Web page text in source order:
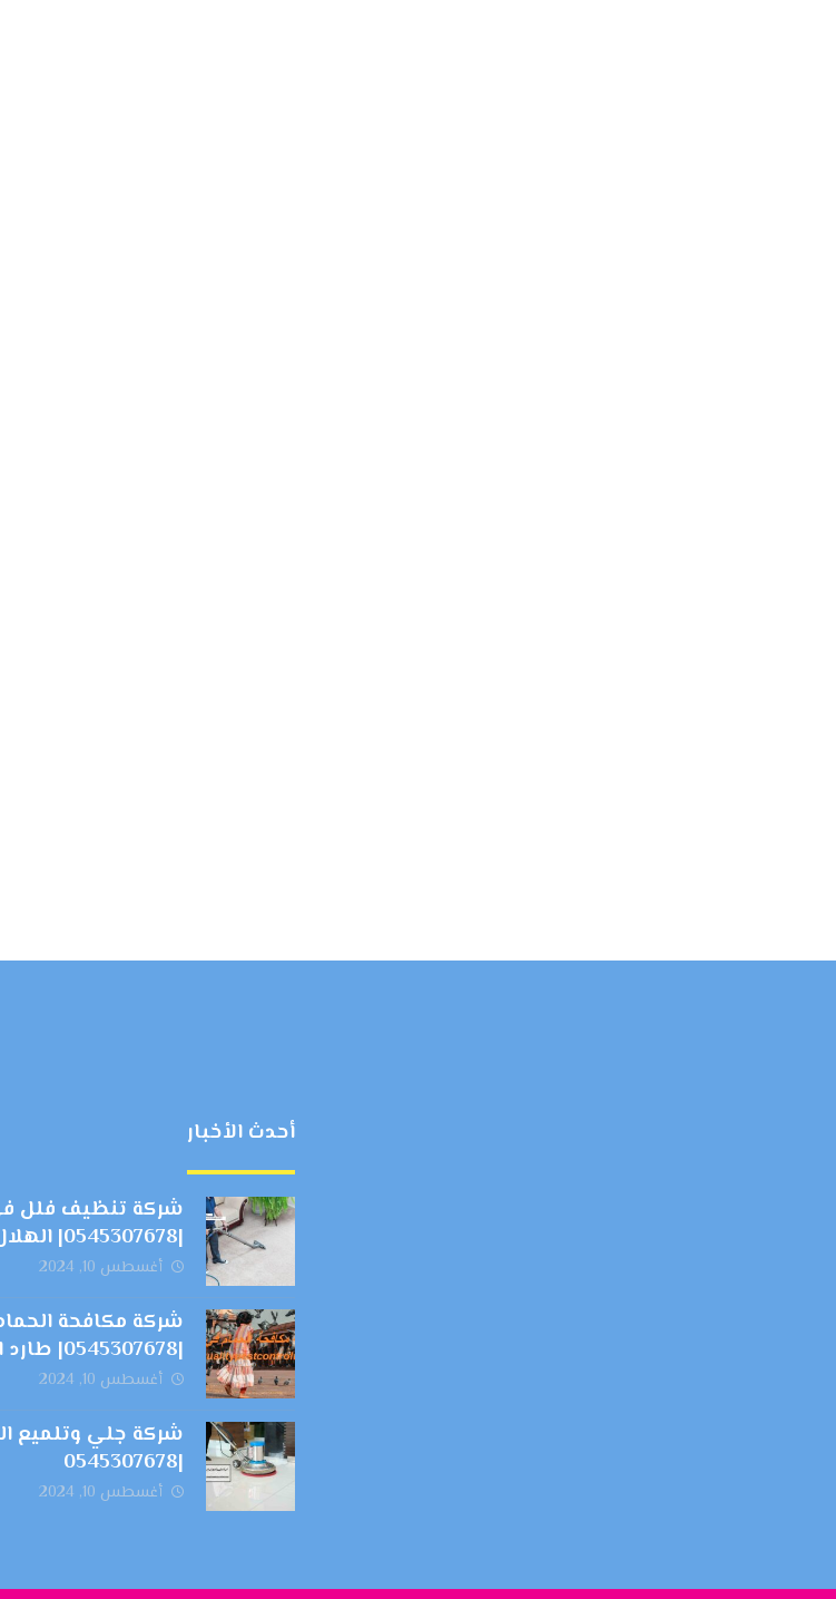
أحدث الأخبار
شركة تنظيف فلل
|0545307678| الهلال الذهبي
أغسطس 10, 2024
شركة مكافحة
|0545307678| طارد الطيور
أغسطس 10, 2024
شركة جلي وتلميع
|0545307678
أغسطس 10, 2024